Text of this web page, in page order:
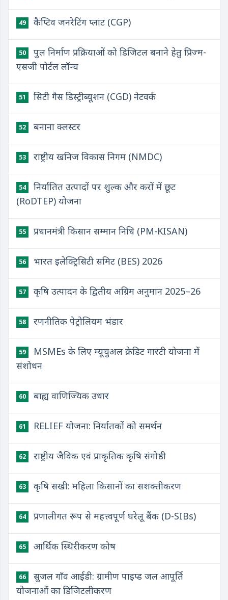
49 कैप्टिव जनरेटिंग प्लांट (CGP)
50
पुल निर्माण प्रक्रियाओं को डिजिटल बनाने हेतु प्रिज्म-
एसजी पोर्टल लॉन्च
51 सिटी गैस डिस्ट्रीब्यूशन (CGD) नेटवर्क
52 बनाना क्लस्टर
53 राष्ट्रीय खनिज विकास निगम (NMDC)
54
निर्यातित उत्पादों पर शुल्क और करों में छूट
(RoDTEP) योजना
55 प्रधानमंत्री किसान सम्मान निधि (PM-KISAN)
56 भारत इलेक्ट्रिसिटी समिट (BES) 2026
57 कृषि उत्पादन के द्वितीय अग्रिम अनुमान 2025–26
58 रणनीतिक पेट्रोलियम भंडार
59
MSMEs के लिए म्यूचुअल क्रेडिट गारंटी योजना में
संशोधन
60 बाह्य वाणिज्यिक उधार
61 RELIEF योजना: निर्यातकों को समर्थन
62 राष्ट्रीय जैविक एवं प्राकृतिक कृषि संगोष्ठी
63 कृषि सखी: महिला किसानों का सशक्तीकरण
64 प्रणालीगत रूप से महत्त्वपूर्ण घरेलू बैंक (D-SIBs)
65 आर्थिक स्थिरीकरण कोष
66
सुजल गाँव आईडी: ग्रामीण पाइप्ड जल आपूर्ति
योजनाओं का डिजिटलीकरण